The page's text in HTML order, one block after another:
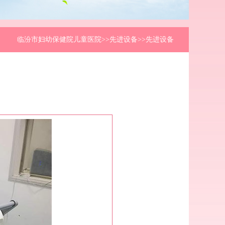
临汾市妇幼保健院儿童医院>>先进设备>>先进设备